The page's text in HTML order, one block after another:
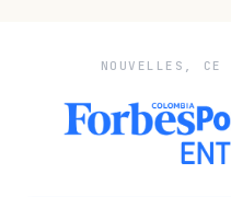
NOUVELLES,